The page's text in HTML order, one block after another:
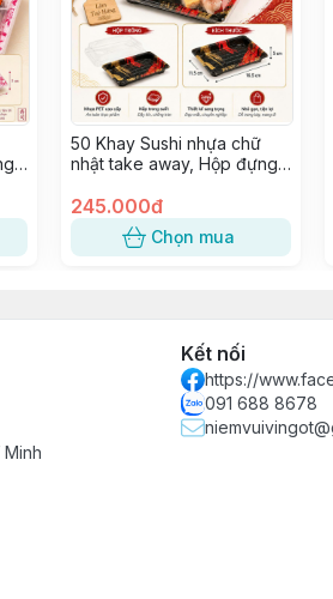
50 Khay Sushi nhựa chữ
nhật take away, Hộp đựng
SỐ 3
245.000đ
Chọn mua
Kết nối
https://
091 688 8678